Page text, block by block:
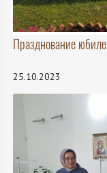
Празднование
25.10.2023